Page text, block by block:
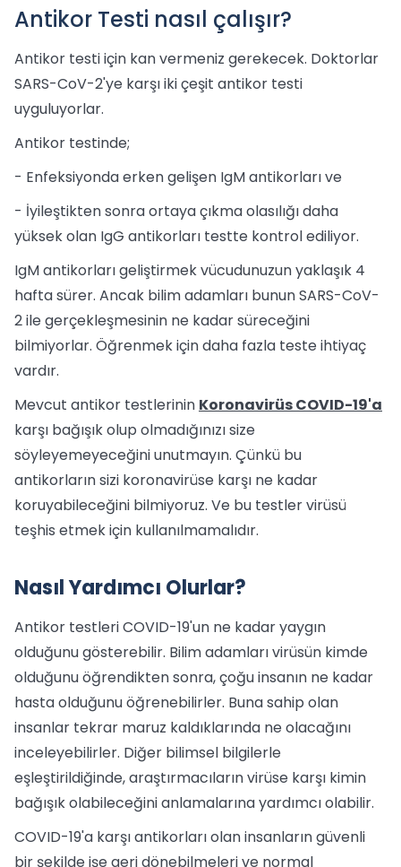
Antikor Testi nasıl çalışır?
Antikor testi için kan vermeniz gerekecek. Doktorlar
SARS-CoV-2'ye karşı iki çeşit antikor testi
uyguluyorlar.
Antikor testinde;
- Enfeksiyonda erken gelişen IgM antikorları ve
- İyileştikten sonra ortaya çıkma olasılığı daha
yüksek olan IgG antikorları testte kontrol ediliyor.
IgM antikorları geliştirmek vücudunuzun yaklaşık 4
hafta sürer. Ancak bilim adamları bunun SARS-CoV-
2 ile gerçekleşmesinin ne kadar süreceğini
bilmiyorlar. Öğrenmek için daha fazla teste ihtiyaç
vardır.
Mevcut antikor testlerinin Koronavirüs COVID-19'a
karşı bağışık olup olmadığınızı size
söyleyemeyeceğini unutmayın. Çünkü bu
antikorların sizi koronavirüse karşı ne kadar
koruyabileceğini bilmiyoruz. Ve bu testler virüsü
teşhis etmek için kullanılmamalıdır.
Nasıl Yardımcı Olurlar?
Antikor testleri COVID-19'un ne kadar yaygın
olduğunu gösterebilir. Bilim adamları virüsün kimde
olduğunu öğrendikten sonra, çoğu insanın ne kadar
hasta olduğunu öğrenebilirler. Buna sahip olan
insanlar tekrar maruz kaldıklarında ne olacağını
inceleyebilirler. Diğer bilimsel bilgilerle
eşleştirildiğinde, araştırmacıların virüse karşı kimin
bağışık olabileceğini anlamalarına yardımcı olabilir.
COVID-19'a karşı antikorları olan insanların güvenli
bir şekilde işe geri dönebilmeleri ve normal